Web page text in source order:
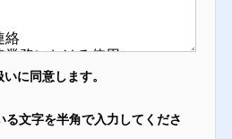
に同意します。
る文字を半角で入力してくださ